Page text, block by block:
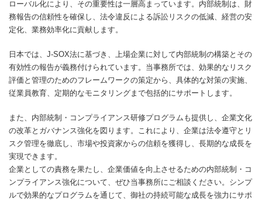
ローバル化により、その重要性は一層高まっています。内部統制は、財
務報告の信頼性を確保し、法令違反による訴訟リスクの低減、経営の安
定化、業務効率化に貢献します。
日本では、J-SOX法に基づき、上場企業に対して内部統制の構築とその
有効性の報告が義務付けられています。当事務所では、効果的なリスク
評価と管理のためのフレームワークの策定から、具体的な対策の実施、
従業員教育、定期的なモニタリングまで包括的にサポートします。
また、内部統制・コンプライアンス研修プログラムも提供し、企業文化
の改革とガバナンス強化を図ります。これにより、企業は法令遵守とリ
スク管理を徹底し、市場や投資家からの信頼を獲得し、長期的な成長を
実現できます。
企業としての責務を果たし、企業価値を向上させるための内部統制・コ
ンプライアンス強化について、ぜひ当事務所にご相談ください。シンプ
ルで効果的なプログラムを通じて、御社の持続可能な成長を強力にサポ